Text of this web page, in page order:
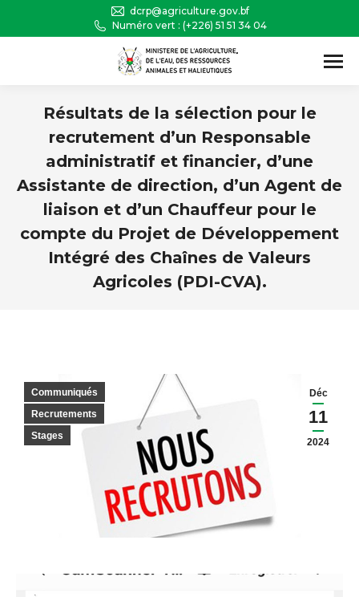
dcrp@agriculture.gov.bf
Numéro vert : (+226) 51 51 34 04
Résultats de la sélection pour le
recrutement d’un Responsable
administratif et financier, d’une
Assistante de direction, d’un Agent de
liaison et d’un Chauffeur pour le
compte du Projet de Développement
Intégré des Chaînes de Valeurs
Agricoles (PDI-CVA).
Déc
11
2024
Communiqués
Recrutements
Stages